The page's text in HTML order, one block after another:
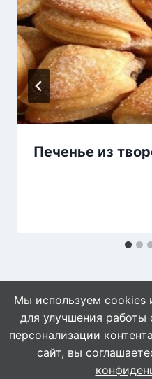
Печенье из
© 2026
Мы используем cookies
для улучшения работы
персонализации
сайт, вы